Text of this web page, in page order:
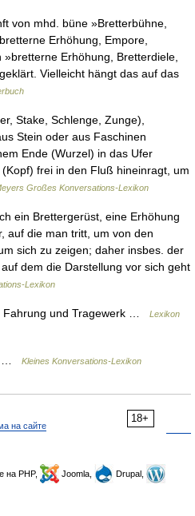
von mhd. büne »Bretterbühne,
Erhöhung, Empore,
Erhöhung, Bretterdiele,
Vielleicht hängt das auf das
Stake, Schlenge, Zunge),
Stein oder aus Faschinen
Ende (Wurzel) in das Ufer
frei in den Fluß hineinragt, um
Großes Konversations-Lexikon
ein Brettergerüst, eine Erhöhung
auf die man tritt, um von den
sich zu zeigen; daher insbes. der
dem die Darstellung vor sich geht
Lexikon
und Tragewerk …
Lexikon
… Kleines Konversations-Lexikon
18+
на сайте
на PHP, Joomla,
Drupal,